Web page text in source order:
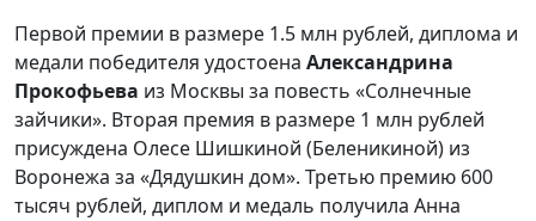
Первой премии в размере 1.5 млн рублей, диплома и
медали победителя удостоена Александрина
Прокофьева из Москвы за повесть «Солнечные
зайчики». Вторая премия в размере 1 млн рублей
присуждена Олесе Шишкиной (Беленикиной) из
Воронежа за «Дядушкин дом». Третью премию 600
тысяч рублей, диплом и медаль получила Анна